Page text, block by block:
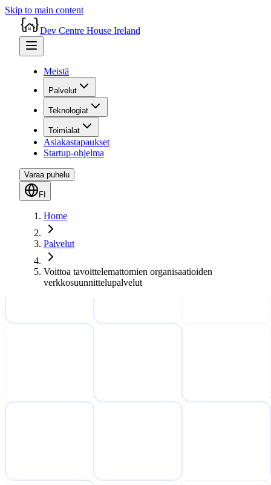
Skip to main content
Dev Centre House Ireland
Meistä
Palvelut
Teknologiat
Toimialat
Asiakastapaukset
Startup-ohjelma
Varaa puhelu
FI
Home
Palvelut
Voittoa tavoittelemattomien organisaatioiden
verkkosuunnittelupalvelut